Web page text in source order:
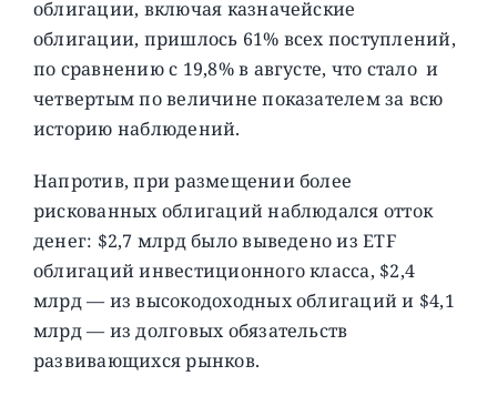
облигации, включая казначейские
облигации, пришлось 61% всех поступлений,
по сравнению с 19,8% в августе, что стало и
четвертым по величине показателем за всю
историю наблюдений.
Напротив, при размещении более
рискованных облигаций наблюдался отток
денег: $2,7 млрд было выведено из ETF
облигаций инвестиционного класса, $2,4
млрд — из высокодоходных облигаций и $4,1
млрд — из долговых обязательств
развивающихся рынков.